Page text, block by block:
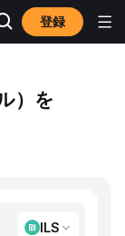
登録
）を
ILS